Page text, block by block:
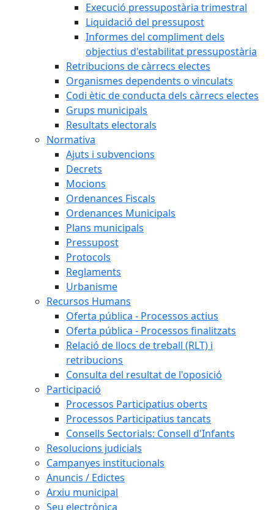
Execució pressupostària trimestral
Liquidació del pressupost
Informes del compliment dels
objectius d'estabilitat pressupostària
Retribucions de càrrecs electes
Organismes dependents o vinculats
Codi ètic de conducta dels càrrecs electes
Grups municipals
Resultats electorals
Normativa
Ajuts i subvencions
Decrets
Mocions
Ordenances Fiscals
Ordenances Municipals
Plans municipals
Pressupost
Protocols
Reglaments
Urbanisme
Recursos Humans
Oferta pública - Processos actius
Oferta pública - Processos finalitzats
Relació de llocs de treball (RLT) i
retribucions
Consulta del resultat de l'oposició
Participació
Processos Participatius oberts
Processos Participatius tancats
Consells Sectorials: Consell d'Infants
Resolucions judicials
Campanyes institucionals
Anuncis / Edictes
Arxiu municipal
Seu electrònica